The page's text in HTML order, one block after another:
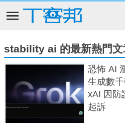
stability ai 的最新熱門文
恐怖 AI
生成數
xAI 因防
起訴